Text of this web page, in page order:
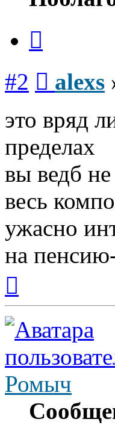
#2 alexs
это вряд
пределах
вы ведб
весь
ужасно
на
началу
Ромыч